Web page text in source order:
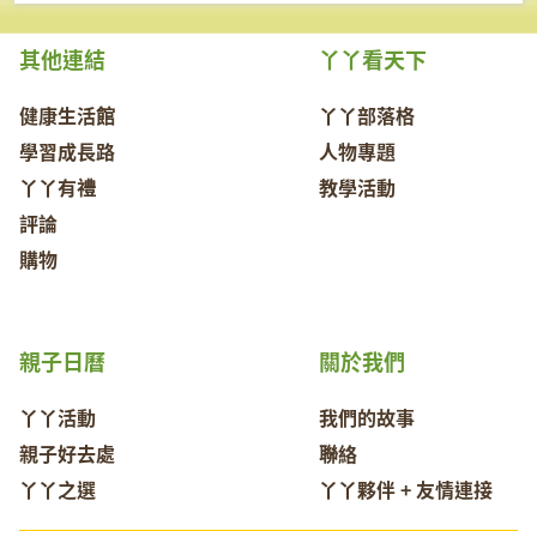
其他連結
健康生活館
學習成長路
丫丫有禮
評論
購物
丫丫看天下
丫丫部落格
人物專題
教學活動
關於我們
我們的故事
聯絡
丫丫夥伴 + 友情連接
親子日曆
丫丫活動
親子好去處
丫丫之選